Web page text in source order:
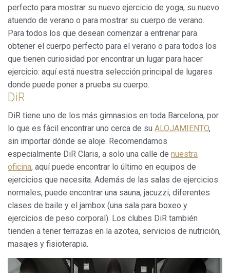
perfecto para mostrar su nuevo ejercicio de yoga, su nuevo
atuendo de verano o para mostrar su cuerpo de verano.
Para todos los que desean comenzar a entrenar para
obtener el cuerpo perfecto para el verano o para todos los
que tienen curiosidad por encontrar un lugar para hacer
ejercicio: aquí está nuestra selección principal de lugares
donde puede poner a prueba su cuerpo.
DiR
DiR tiene uno de los más gimnasios en toda Barcelona, ​​por
lo que es fácil encontrar uno cerca de su ALOJAMIENTO,
sin importar dónde se aloje. Recomendamos
especialmente DiR Claris, a solo una calle de nuestra
oficina, aquí puede encontrar lo último en equipos de
ejercicios que necesita. Además de las salas de ejercicios
normales, puede encontrar una sauna, jacuzzi, diferentes
clases de baile y el jambox (una sala para boxeo y
ejercicios de peso corporal). Los clubes DiR también
tienden a tener terrazas en la azotea, servicios de nutrición,
masajes y fisioterapia.
Permiten realizar el seguimiento y análisis del
comportamiento de los usuarios de este sitio web. La
información recogida mediante este tipo de cookies se
utiliza en la medición de la actividad de la web para la
elaboración de perfiles de navegación de los usuarios con
el fin de introducir mejoras en función del análisis de los
datos de uso que hacen los usuarios del servicio. Permiten
guardar la información de preferencia del usuario para
mejorar la calidad de nuestros servicios y para ofrecer una
mejor experiencia a través de productos recomendados.
Estas cookies son utilizadas para almacenar información
a través de la observación continuada de sus hábitos de
navegación. Gracias a ellas, podemos conocer los hábitos
de navegación en el sitio web y mostrar publicidad
relacionada con el perfil de navegación del usuario.